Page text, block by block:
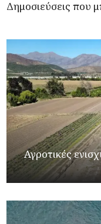
Δημοσιεύσεις που
Αγροτικές